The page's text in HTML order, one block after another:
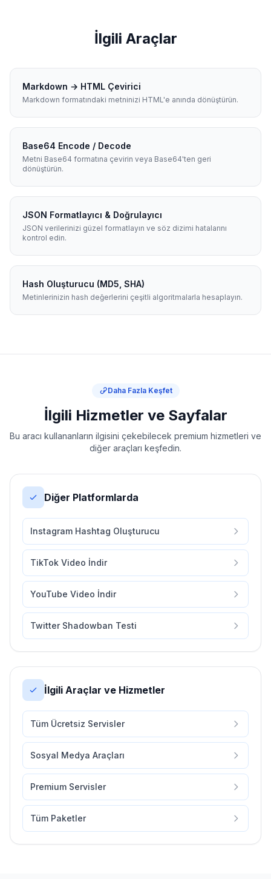
İlgili Araçlar
Markdown → HTML Çevirici
Markdown formatındaki metninizi HTML'e anında dönüştürün.
Base64 Encode / Decode
Metni Base64 formatına çevirin veya Base64'ten geri
dönüştürün.
JSON Formatlayıcı & Doğrulayıcı
JSON verilerinizi güzel formatlayın ve söz dizimi hatalarını
kontrol edin.
Hash Oluşturucu (MD5, SHA)
Metinlerinizin hash değerlerini çeşitli algoritmalarla hesaplayın.
Daha Fazla Keşfet
İlgili Hizmetler ve Sayfalar
Bu aracı kullananların ilgisini çekebilecek premium hizmetleri ve
diğer araçları keşfedin.
Diğer Platformlarda
Instagram Hashtag Oluşturucu
TikTok Video İndir
YouTube Video İndir
Twitter Shadowban Testi
İlgili Araçlar ve Hizmetler
Tüm Ücretsiz Servisler
Sosyal Medya Araçları
Premium Servisler
Tüm Paketler